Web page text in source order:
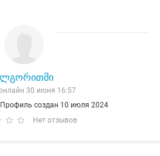
30 июня 16:57
Профиль создан 10 июля 2024
Нет отзывов